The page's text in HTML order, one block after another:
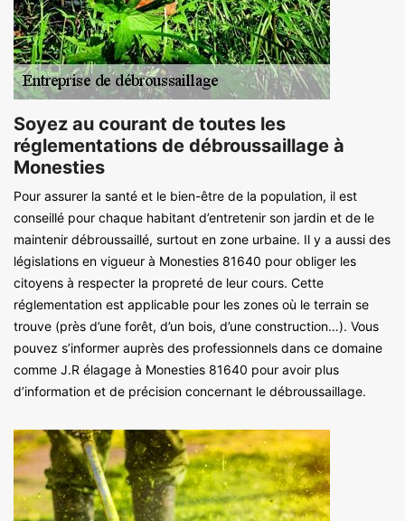
Soyez au courant de toutes les
réglementations de débroussaillage à
Monesties
Pour assurer la santé et le bien-être de la population, il est
conseillé pour chaque habitant d’entretenir son jardin et de le
maintenir débroussaillé, surtout en zone urbaine. Il y a aussi des
législations en vigueur à Monesties 81640 pour obliger les
citoyens à respecter la propreté de leur cours. Cette
réglementation est applicable pour les zones où le terrain se
trouve (près d’une forêt, d’un bois, d’une construction…). Vous
pouvez s’informer auprès des professionnels dans ce domaine
comme J.R élagage à Monesties 81640 pour avoir plus
d’information et de précision concernant le débroussaillage.